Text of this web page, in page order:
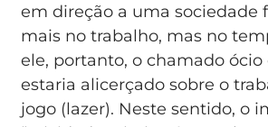
em direção a uma sociedade
mais no trabalho, mas no
ele, portanto, o chamado
estaria alicerçado sobre o
jogo (lazer). Neste sentido, o